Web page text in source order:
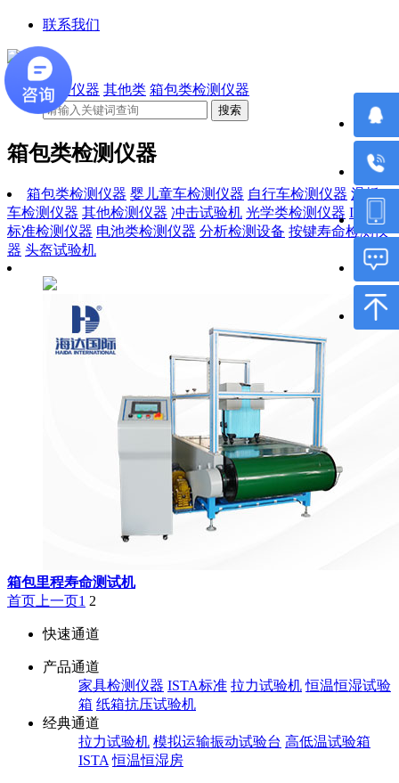
联系我们
海达仪器 其他类 箱包类检测仪器
箱包类检测仪器
箱包类检测仪器 婴儿童车检测仪器 自行车检测仪器 滑板
车检测仪器 其他检测仪器 冲击试验机 光学类检测仪器 ISTA
标准检测仪器 电池类检测仪器 分析检测设备 按键寿命检测仪
器 头盔试验机
箱包里程寿命测试机
首页 上一页1 2
快速通道
产品通道
家具检测仪器 ISTA标准 拉力试验机 恒温恒湿试验
箱 纸箱抗压试验机
经典通道
拉力试验机 模拟运输振动试验台 高低温试验箱
ISTA 恒温恒湿房